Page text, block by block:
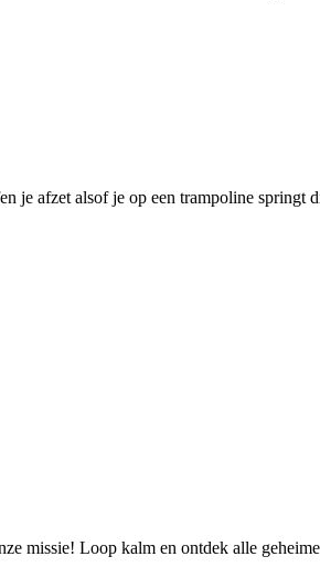
je afzet alsof je op een trampoline springt
missie! Loop kalm en ontdek alle